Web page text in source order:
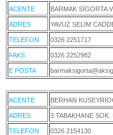
ACENTE BARMAK SİGORTA
ADRES YAVUZ SELİM
TELEFON 0326 2251717
FAKS 0326 2252982
E POSTA
ACENTE BERHAN
ADRES 3.TABAKHANE SOK.
TELEFON 0326 2154130